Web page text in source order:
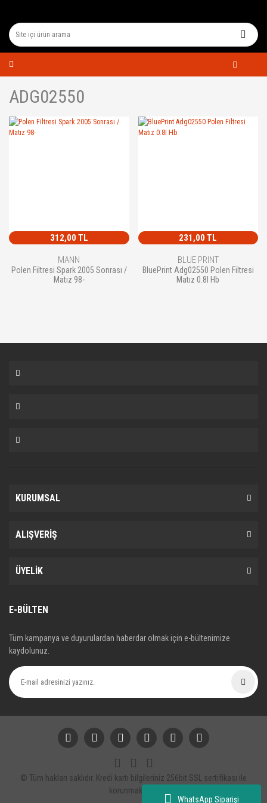
WhatsApp Siparişi
ADG02550
312,00 TL
MANN
Polen Filtresi Spark 2005 Sonrası /
Matız 98-
231,00 TL
BLUE PRINT
BluePrint Adg02550 Polen Filtresi
Matız 0.8I Hb
KURUMSAL
ALIŞVERİŞ
ÜYELİK
E-BÜLTEN
Tüm kampanya ve duyurulardan haberdar olmak için e-bültenimize
kaydolunuz.
© Tüm hakları saklıdır. Kredi kartı bilgileriniz 256bit SSL sertifikası ile
korunmaktadır.